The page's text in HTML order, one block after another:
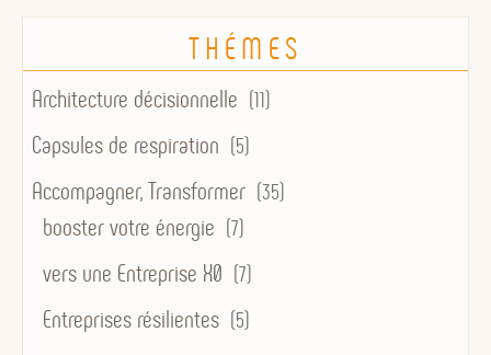
THÉMES
Architecture décisionnelle (11)
Capsules de respiration (5)
Accompagner, Transformer (35)
booster votre énergie (7)
vers une Entreprise X0 (7)
Entreprises résilientes (5)